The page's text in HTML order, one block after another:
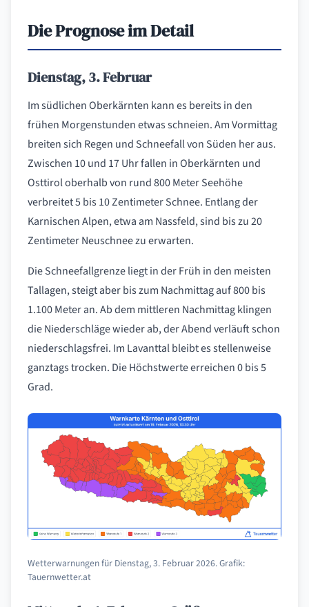
Die Prognose im Detail
Dienstag, 3. Februar
Im südlichen Oberkärnten kann es bereits in den
frühen Morgenstunden etwas schneien. Am Vormittag
breiten sich Regen und Schneefall von Süden her aus.
Zwischen 10 und 17 Uhr fallen in Oberkärnten und
Osttirol oberhalb von rund 800 Meter Seehöhe
verbreitet 5 bis 10 Zentimeter Schnee. Entlang der
Karnischen Alpen, etwa am Nassfeld, sind bis zu 20
Zentimeter Neuschnee zu erwarten.
Die Schneefallgrenze liegt in der Früh in den meisten
Tallagen, steigt aber bis zum Nachmittag auf 800 bis
1.100 Meter an. Ab dem mittleren Nachmittag klingen
die Niederschläge wieder ab, der Abend verläuft schon
niederschlagsfrei. Im Lavanttal bleibt es stellenweise
ganztags trocken. Die Höchstwerte erreichen 0 bis 5
Grad.
Wetterwarnungen für Dienstag, 3. Februar 2026. Grafik:
Tauernwetter.at